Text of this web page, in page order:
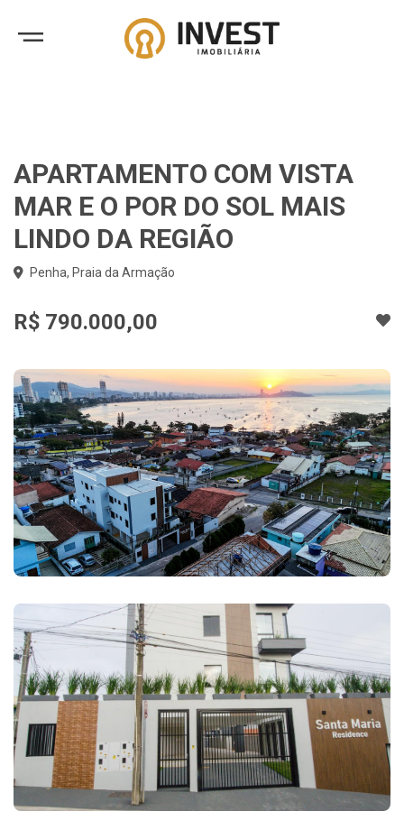
APARTAMENTO COM VISTA
MAR E O POR DO SOL MAIS
LINDO DA REGIÃO
Penha, Praia da Armação
R$ 790.000,00